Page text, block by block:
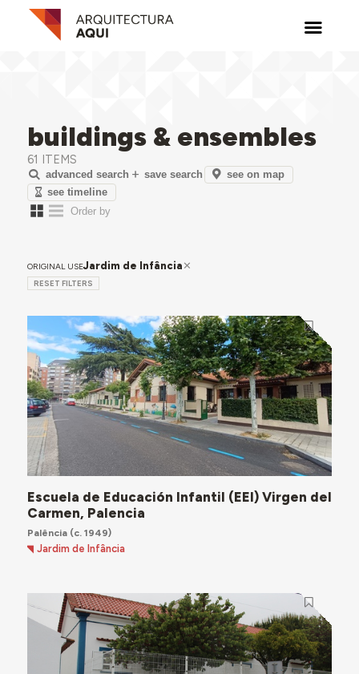
buildings & ensembles
61 ITEMS
advanced search save search
see on map
see timeline
ORIGINAL USEJardim de Infância
RESET FILTERS
Escuela de Educación Infantil (EEI) Virgen del
Carmen, Palencia
Palência (c. 1949)
Jardim de Infância